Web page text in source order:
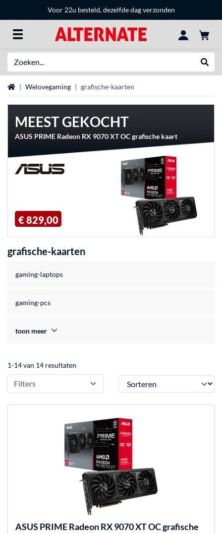
Voor 22u besteld, dezelfde dag verzonden
HomeWelovegaming grafische-kaarten
MEEST GEKOCHT
ASUS PRIME Radeon RX 9070 XT OC grafische kaart
€ 829,00
grafische-kaarten
gaming-laptops
gaming-pcs
toon meer
1-14 van 14 resultaten
Filters Sorteren
ASUS PRIME Radeon RX 9070 XT OC grafische